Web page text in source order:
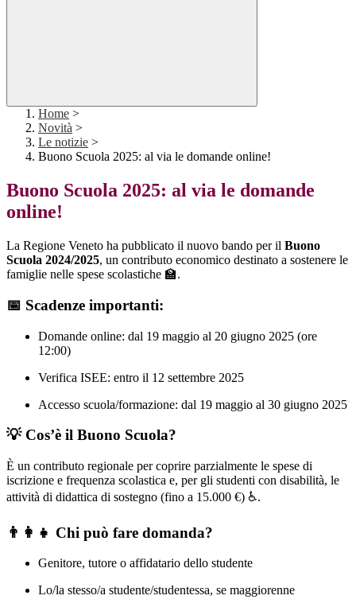
Home >
Novità >
Le notizie >
Buono Scuola 2025: al via le domande online!
Buono Scuola 2025: al via le domande
online!
La Regione Veneto ha pubblicato il nuovo bando per il Buono
Scuola 2024/2025, un contributo economico destinato a sostenere le
famiglie nelle spese scolastiche 🏫.
📅 Scadenze importanti:
Domande online: dal 19 maggio al 20 giugno 2025 (ore
12:00)
Verifica ISEE: entro il 12 settembre 2025
Accesso scuola/formazione: dal 19 maggio al 30 giugno 2025
💡 Cos’è il Buono Scuola?
È un contributo regionale per coprire parzialmente le spese di
iscrizione e frequenza scolastica e, per gli studenti con disabilità, le
attività di didattica di sostegno (fino a 15.000 €) ♿.
👨‍👩‍👧 Chi può fare domanda?
Genitore, tutore o affidatario dello studente
Lo/la stesso/a studente/studentessa, se maggiorenne